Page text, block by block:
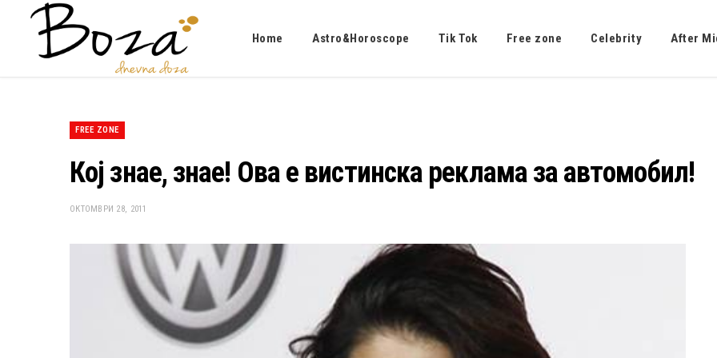
Home Astro&Horoscope Tik Tok Free zone Celebrity After
FREE ZONE
Кој знае, знае! Ова е вистинска реклама за автомобил!
ОКТОМВРИ 28, 2011